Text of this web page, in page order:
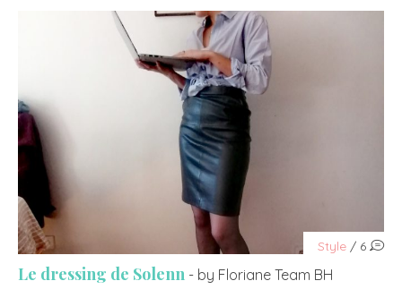
Style / 6
Le dressing de Solenn - by Floriane Team BH